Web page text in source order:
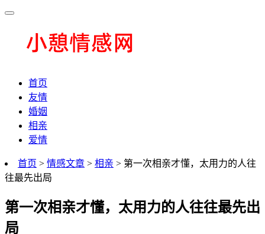
首页
友情
婚姻
相亲
爱情
首页 > 情感文章 > 相亲 > 第一次相亲才懂，太用力的人往
往最先出局
第一次相亲才懂，太用力的人往往最先出
局